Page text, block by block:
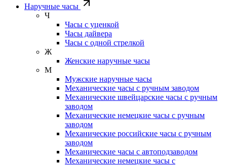
Наручные часы
Ч
Часы с уценкой
Часы дайвера
Часы с одной стрелкой
Ж
Женские наручные часы
М
Мужские наручные часы
Механические часы с ручным заводом
Механические швейцарские часы с ручным
заводом
Механические немецкие часы с ручным
заводом
Механические российские часы с ручным
заводом
Механические часы с автоподзаводом
Механические немецкие часы с